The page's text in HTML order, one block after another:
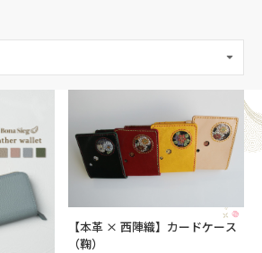
【本革 × 西陣織】カードケース
（鞠）